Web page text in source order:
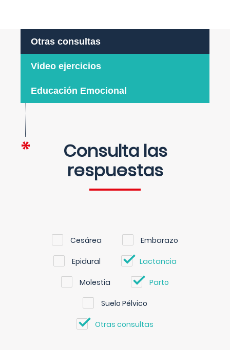
Otras consultas
Video ejercicios
Educación Emocional
Consulta las
respuestas
Cesárea Embarazo
Epidural Lactancia
Molestia Parto
Suelo Pélvico
Otras consultas